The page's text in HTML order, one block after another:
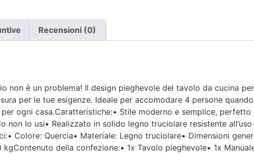
stato comunicato che erano in
corriere. Da allora nessun
Per un'azienda che vende
esclusivamente online, mi
aspettavo un servizio clienti molto
più efficiente. L'assistenza è
disponibile solo in fasce orarie
molto limitate e, nel mio caso, la
gestione del post-vendita è stata
Recensioni (0)
non è un problema! Il design pieghevole del tavolo da cucina
per le tue esigenze. Ideale per accomodare 4 persone
ogni casa.Caratteristiche:• Stile moderno e semplice,
non lo usi• Realizzato in solido legno truciolare resistente
Colore: Quercia• Materiale: Legno truciolare• Dimensioni
della confezione:• 1x Tavolo pieghevole• 1x